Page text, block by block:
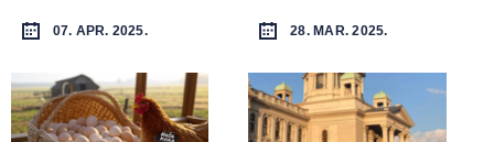
07. APR. 2025. 28. MAR. 2025.